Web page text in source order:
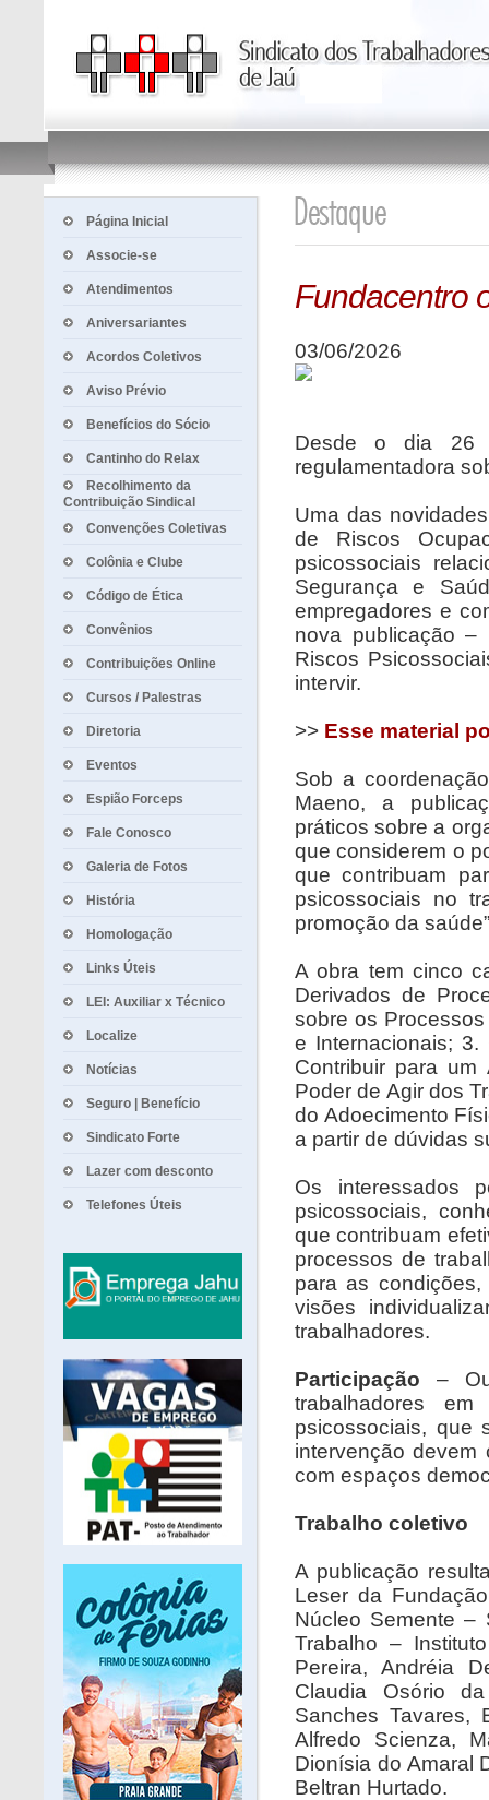
Página Inicial
Associe-se
Atendimentos
Aniversariantes
Acordos Coletivos
Aviso Prévio
Benefícios do Sócio
Cantinho do Relax
Recolhimento da
Contribuição Sindical
Convenções Coletivas
Colônia e Clube
Código de Ética
Convênios
Contribuições Online
Cursos / Palestras
Diretoria
Eventos
Espião Forceps
Fale Conosco
Galeria de Fotos
História
Homologação
Links Úteis
LEI: Auxiliar x Técnico
Localize
Notícias
Seguro | Benefício
Sindicato Forte
Lazer com desconto
Telefones Úteis
Fundacentro
03/06/2026
Desde o dia 26
regulamentadora
Uma das
de Riscos
psicossociais
Segurança e
empregadores e
nova publicação –
Riscos
intervir.
>> Esse material
Sob a
Maeno, a
práticos sobre a
que considerem o
que contribuam
psicossociais no
promoção da
A obra tem cinco
Derivados de
sobre os
e Internacionais; 3.
Contribuir para
Poder de Agir dos
do Adoecimento
a partir de dúvidas
Os interessados
psicossociais,
que contribuam
processos de
para as
visões
trabalhadores.
Participação –
trabalhadores
psicossociais, que
intervenção devem
com espaços
Trabalho coletivo
A publicação
Leser da
Núcleo Semente –
Trabalho –
Pereira, Andréia
Claudia Osório
Sanches Tavares,
Alfredo Scienza,
Dionísia do Amaral
Beltran Hurtado.